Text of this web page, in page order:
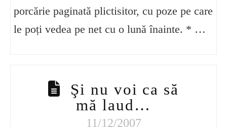
porcărie paginată plictisitor, cu poze pe care
le poți vedea pe net cu o lună înainte. * …
Şi nu voi ca să
mă laud…
11/12/2007